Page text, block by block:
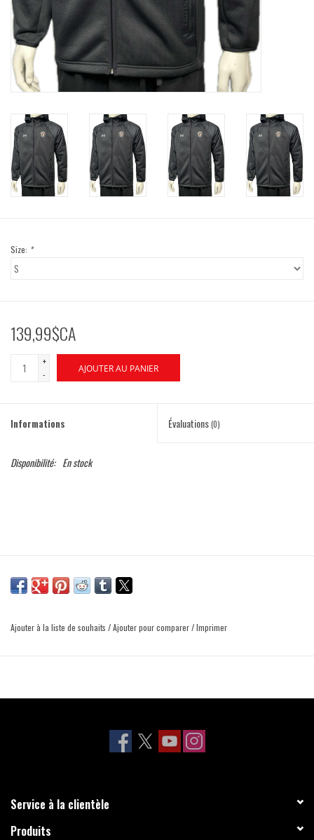
Size: *
139,99$CA
+
-
AJOUTER AU PANIER
Informations Évaluations(0)
Disponibilité: En stock
Ajouter à la liste de souhaits /Ajouter pour comparer/Imprimer
Service à la clientèle
Produits